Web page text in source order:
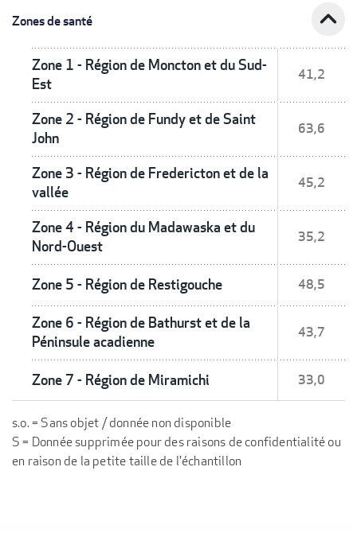
Zones de santé expand_less
Zone 1 - Région de Moncton et du Sud-
Est
41,2
Zone 2 - Région de Fundy et de Saint
John
63,6
Zone 3 - Région de Fredericton et de la
vallée
45,2
Zone 4 - Région du Madawaska et du
Nord-Ouest
35,2
Zone 5 - Région de Restigouche 48,5
Zone 6 - Région de Bathurst et de la
Péninsule acadienne
43,7
Zone 7 - Région de Miramichi 33,0
s.o. = Sans objet / donnée non disponible
S = Donnée supprimée pour des raisons de confidentialité ou
en raison de la petite taille de l'échantillon